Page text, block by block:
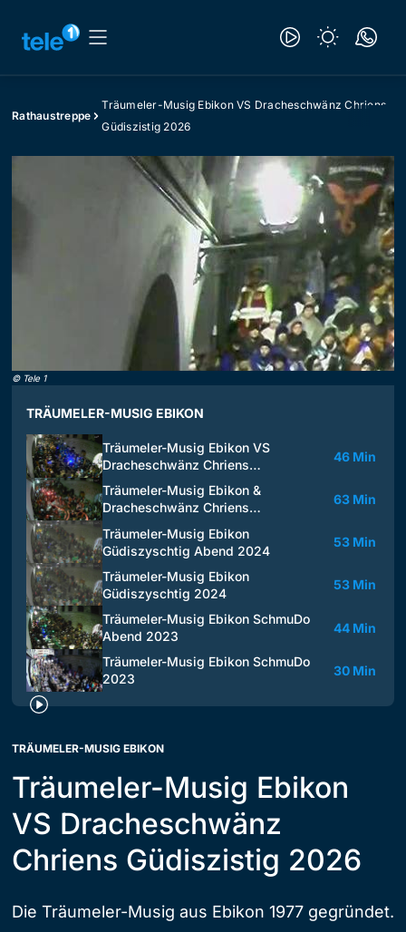
Rathaustreppe
Träumeler-Musig Ebikon VS Dracheschwänz Chriens
Güdiszistig 2026
© Tele 1
TRÄUMELER-MUSIG EBIKON
Träumeler-Musig Ebikon VS
Dracheschwänz Chriens…
46 Min
Träumeler-Musig Ebikon &
Dracheschwänz Chriens…
63 Min
Träumeler-Musig Ebikon
Güdiszyschtig Abend 2024
53 Min
Träumeler-Musig Ebikon
Güdiszyschtig 2024
53 Min
Träumeler-Musig Ebikon SchmuDo
Abend 2023
44 Min
Träumeler-Musig Ebikon SchmuDo
2023
30 Min
TRÄUMELER-MUSIG EBIKON
Träumeler-Musig Ebikon
VS Dracheschwänz
Chriens Güdiszistig 2026
Die Träumeler-Musig aus Ebikon 1977 gegründet.